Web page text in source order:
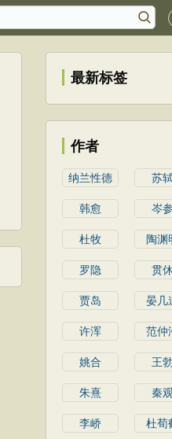
最新标签
作者
纳兰性德 苏
韩愈 岑参
杜牧 陶渊
罗隐 贯
贾岛 晏几
许浑 范仲
姚合 王勃
朱熹 秦观
李峤 杜荀